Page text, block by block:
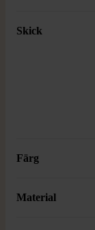
Skick
Färg
Material